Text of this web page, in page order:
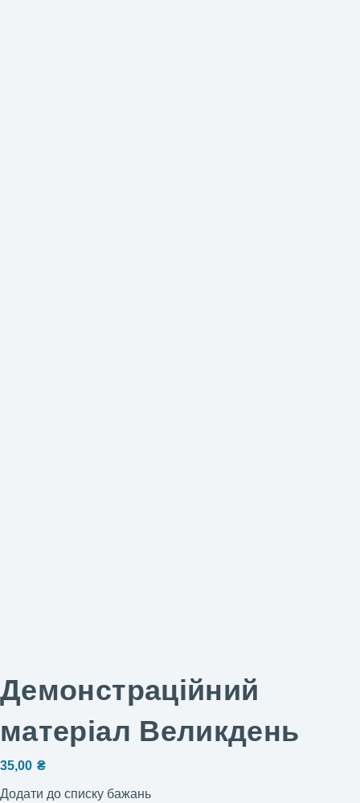
Демонстраційний
матеріал Великдень
35,00 ₴
Додати до списку бажань